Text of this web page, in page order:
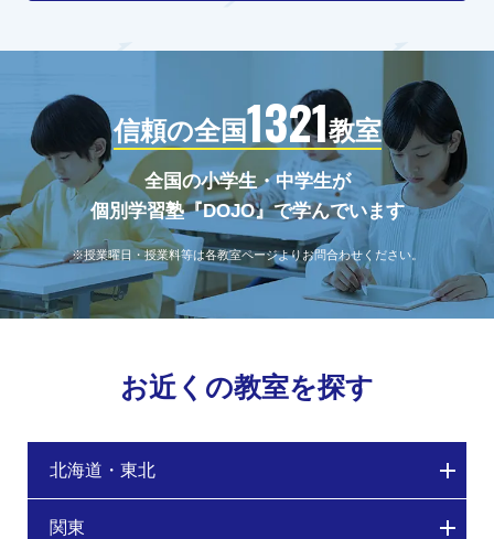
信頼の全国1321教室
全国の小学生・中学生が
個別学習塾『DOJO』で学んでいます
※授業曜日・授業料等は各教室ページよりお問合わせください。
お近くの教室を探す
北海道・東北
関東